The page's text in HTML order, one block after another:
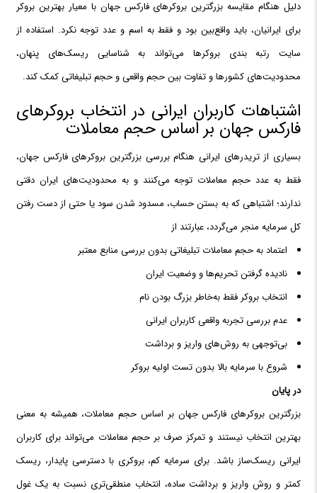
دلیل هنگام مقایسه بزرگترین بروکرهای فارکس جهان با معیار بهترین بروکر
برای ایرانیان، باید واقع‌بین بود و فقط به اسم و عدد توجه نکرد. استفاده از
سایت رتبه بندی بروکرها می‌تواند به شناسایی ریسک‌های پنهان،
محدودیت‌های کشورها و تفاوت بین حجم واقعی و حجم تبلیغاتی کمک کند.
اشتباهات کاربران ایرانی در انتخاب بروکرهای
فارکس جهان بر اساس حجم معاملات
بسیاری از تریدرهای ایرانی هنگام بررسی بزرگترین بروکرهای فارکس جهان،
فقط به عدد حجم معاملات توجه می‌کنند و به محدودیت‌های ایران دقتی
ندارند؛ اشتباهی که به بستن حساب، مسدود شدن سود یا حتی از دست رفتن
کل سرمایه منجر می‌گردد، عبارتند از
اعتماد به حجم معاملات تبلیغاتی بدون بررسی منابع معتبر
نادیده گرفتن تحریم‌ها و وضعیت ایران
انتخاب بروکر فقط به‌خاطر بزرگ بودن نام
عدم بررسی تجربه واقعی کاربران ایرانی
بی‌توجهی به روش‌های واریز و برداشت
شروع با سرمایه بالا بدون تست اولیه بروکر
در پایان
بزرگترین بروکرهای فارکس جهان بر اساس حجم معاملات، همیشه به معنی
بهترین انتخاب نیستند و تمرکز صرف بر حجم معاملات می‌تواند برای کاربران
ایرانی ریسک‌ساز باشد. برای سرمایه کم، بروکری با دسترسی پایدار، ریسک
کمتر و روش واریز و برداشت ساده، انتخاب منطقی‌تری نسبت به یک غول